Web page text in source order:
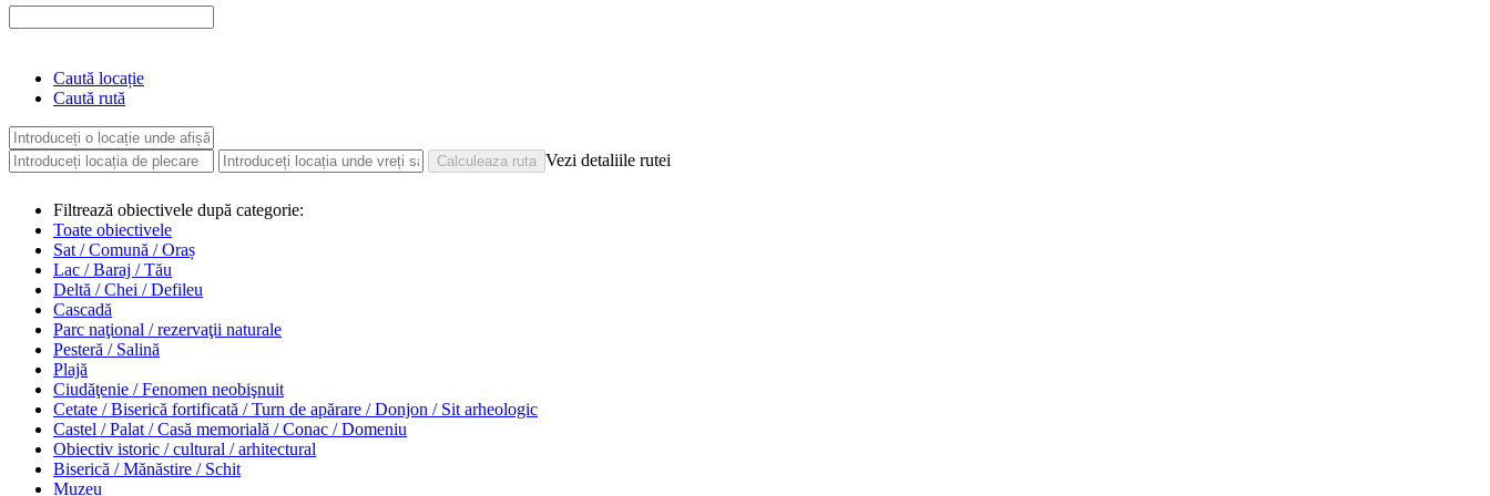
Caută locație
Caută rută
Vezi detaliile rutei
Filtrează obiectivele după categorie:
Toate obiectivele
Sat / Comună / Oraș
Lac / Baraj / Tău
Deltă / Chei / Defileu
Cascadă
Parc naţional / rezervaţii naturale
Pesteră / Salină
Plajă
Ciudăţenie / Fenomen neobişnuit
Cetate / Biserică fortificată / Turn de apărare / Donjon / Sit arheologic
Castel / Palat / Casă memorială / Conac / Domeniu
Obiectiv istoric / cultural / arhitectural
Biserică / Mănăstire / Schit
Muzeu